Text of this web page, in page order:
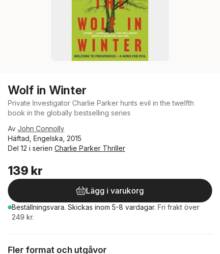
Wolf in Winter
Private Investigator Charlie Parker hunts evil in the twelfth
book in the globally bestselling series
Av John Connolly
Häftad, Engelska, 2015
Del 12 i serien Charlie Parker Thriller
139 kr
Lägg i varukorg
Beställningsvara. Skickas inom 5-8 vardagar. Fri frakt över
249 kr.
Fler format och utgåvor